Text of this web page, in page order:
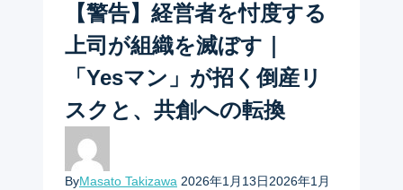
【警告】経営者を忖度する
上司が組織を滅ぼす｜
「Yesマン」が招く倒産リ
スクと、共創への転換
ByMasato Takizawa 2026年1月13日2026年1月